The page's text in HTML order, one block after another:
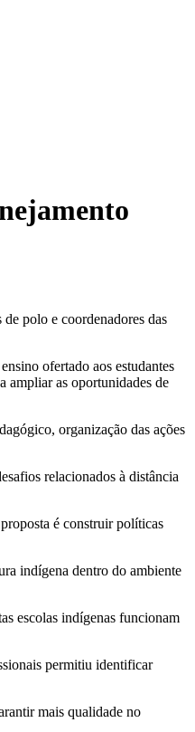
polo e coordenadores das
ofertado aos estudantes
ampliar as oportunidades de
organização das ações
relacionados à distância
é construir políticas
indígena dentro do ambiente
escolas indígenas funcionam
permitiu identificar
mais qualidade no